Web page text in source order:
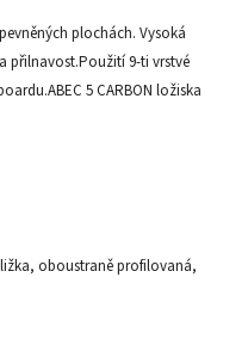
plochách. Vysoká
přilnavost.Použití 9-ti vrstvé
5 CARBON ložiska
oboustraně profilovaná,